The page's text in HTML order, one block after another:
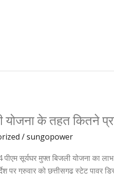
योजना के तहत कितने
/sungopower
पीएम सूर्यघर मुफ्त बिजली योजना का
पर गुरुवार को छत्तीसगढ़ स्टेट